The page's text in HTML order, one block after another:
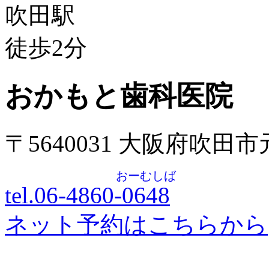
吹田駅
徒歩2分
おかもと歯科医院
〒5640031 大阪府吹田
tel.06-4860-0648
おーむしば
ネット予約はこちらから